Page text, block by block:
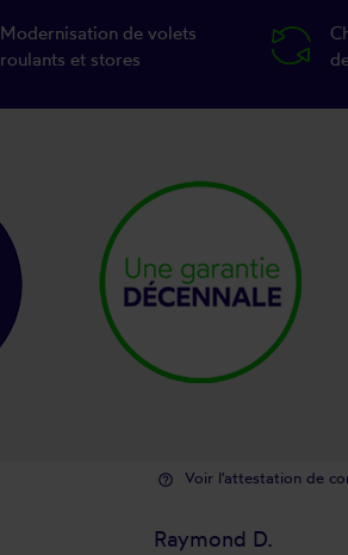
Modernisation de volets
roulants et stores
help_outline Voir l'attestation de
Raymond D.